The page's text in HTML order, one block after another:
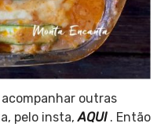
outras
pelo insta,AQUI . Então